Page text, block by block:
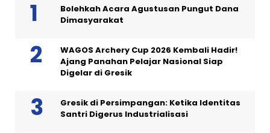
Bolehkah Acara Agustusan Pungut Dana
Dimasyarakat
WAGOS Archery Cup 2026 Kembali Hadir!
Ajang Panahan Pelajar Nasional Siap
Digelar di Gresik
Gresik di Persimpangan: Ketika Identitas
Santri Digerus Industrialisasi